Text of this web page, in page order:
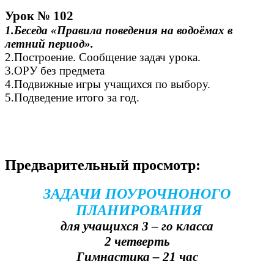
Урок № 102
1.Беседа «Правила поведения на водоёмах в
летний период».
2.Построение. Сообщение задач урока.
3.ОРУ без предмета
4.Подвижные игры учащихся по выбору.
5.Подведение итого за год.
Предварительный просмотр:
ЗАДАЧИ ПОУРОЧНОНОГО
ПЛАНИРОВАНИЯ
для учащихся 3 – го класса
2 четверть
Гимнастика – 21 час